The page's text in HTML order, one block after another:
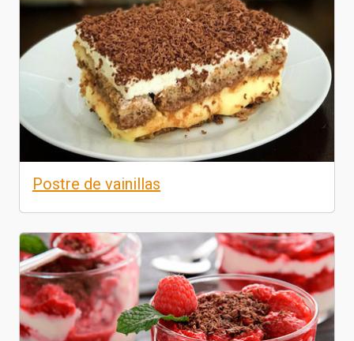
Postre de vainillas